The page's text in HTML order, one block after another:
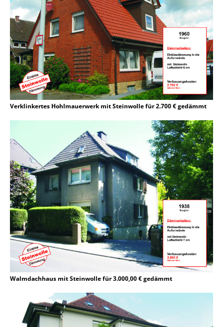
Verklinkertes Hohlmauerwerk mit Steinwolle für 2.700 € gedämmt
Walmdachhaus mit Steinwolle für 3.000,00 € gedämmt